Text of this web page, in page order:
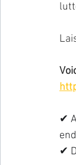
✔
✔